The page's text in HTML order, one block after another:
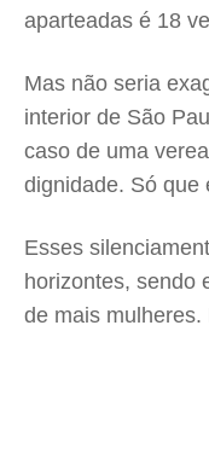
aparteadas é 18
Mas não seria
interior de São
caso de uma
dignidade. Só que
Esses
horizontes, sendo
de mais